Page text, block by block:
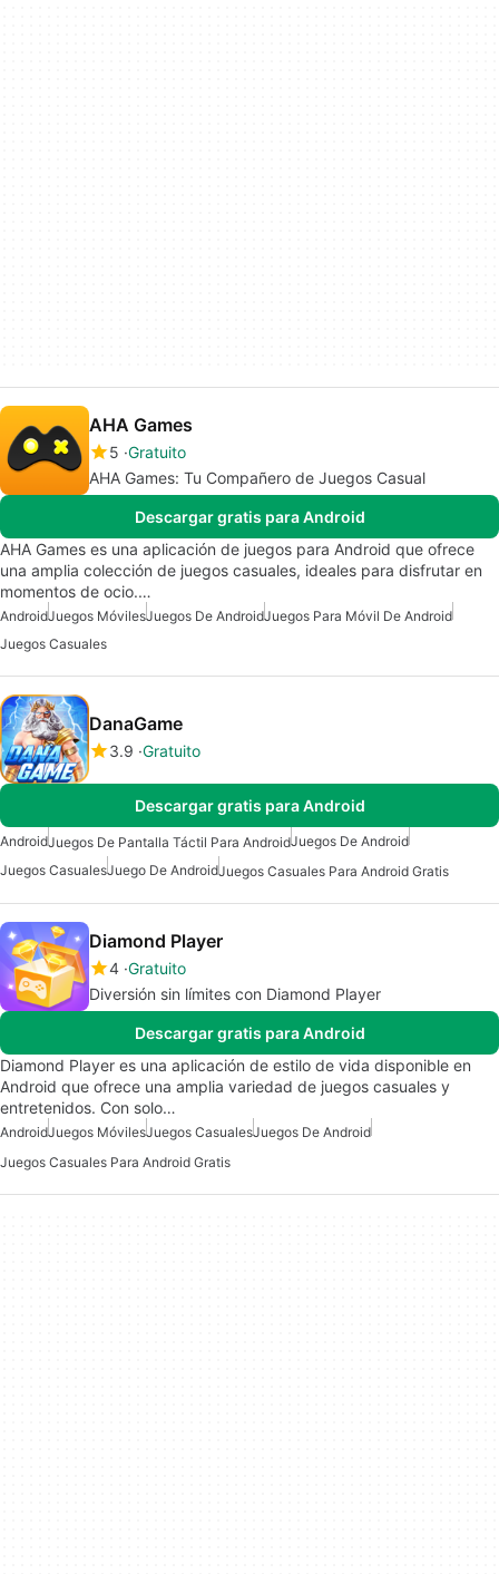
AHA Games
5 Gratuito
AHA Games: Tu Compañero de Juegos Casual
Descargar gratis para Android
AHA Games es una aplicación de juegos para Android que ofrece
una amplia colección de juegos casuales, ideales para disfrutar en
momentos de ocio.…
AndroidJuegos MóvilesJuegos De AndroidJuegos Para Móvil De Android
Juegos Casuales
DanaGame
3.9 Gratuito
Descargar gratis para Android
AndroidJuegos De Pantalla Táctil Para AndroidJuegos De Android
Juegos CasualesJuego De AndroidJuegos Casuales Para Android Gratis
Diamond Player
4 Gratuito
Diversión sin límites con Diamond Player
Descargar gratis para Android
Diamond Player es una aplicación de estilo de vida disponible en
Android que ofrece una amplia variedad de juegos casuales y
entretenidos. Con solo…
AndroidJuegos MóvilesJuegos CasualesJuegos De Android
Juegos Casuales Para Android Gratis